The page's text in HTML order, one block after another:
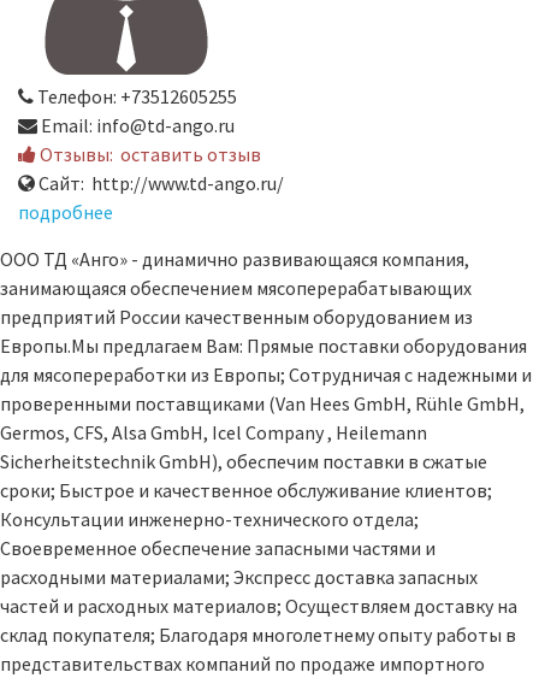
Телефон: +73512605255
Email: info@td-ango.ru
Отзывы: оставить отзыв
Сайт: http://www.td-ango.ru/
подробнее
ООО ТД «Анго» - динамично развивающаяся компания,
занимающаяся обеспечением мясоперерабатывающих
предприятий России качественным оборудованием из
Европы.Мы предлагаем Вам: Прямые поставки оборудования
для мясопереработки из Европы; Сотрудничая с надежными и
проверенными поставщиками (Van Hees GmbH, Rühle GmbH,
Germos, CFS, Alsa GmbH, Icel Company , Heilemann
Sicherheitstechnik GmbH), обеспечим поставки в сжатые
сроки; Быстрое и качественное обслуживание клиентов;
Консультации инженерно-технического отдела;
Своевременное обеспечение запасными частями и
расходными материалами; Экспресс доставка запасных
частей и расходных материалов; Осуществляем доставку на
склад покупателя; Благодаря многолетнему опыту работы в
представительствах компаний по продаже импортного